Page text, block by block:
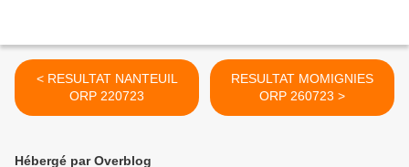
< RESULTAT NANTEUIL
ORP 220723
RESULTAT MOMIGNIES
ORP 260723 >
Hébergé par Overblog